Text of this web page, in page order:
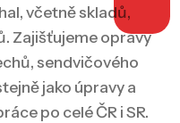
včetně skladů,
Zajišťujeme opravy
sendvičového
jako úpravy a
po celé ČR i SR.